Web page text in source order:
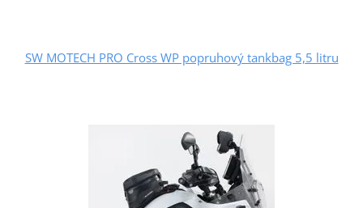
SW MOTECH PRO Cross WP popruhový tankbag 5,5 litru